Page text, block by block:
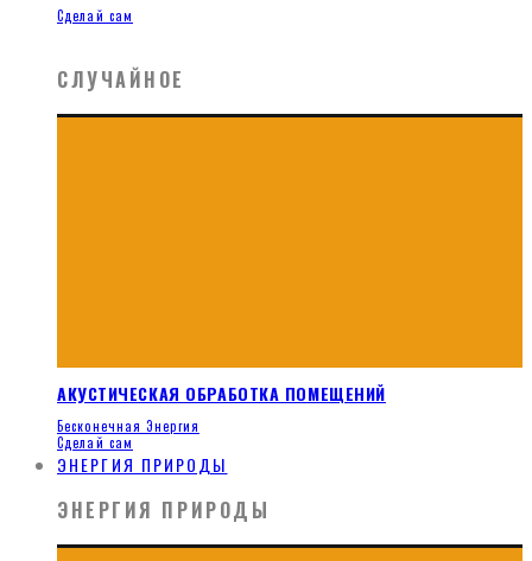
Сделай сам
СЛУЧАЙНОЕ
АКУСТИЧЕСКАЯ ОБРАБОТКА ПОМЕЩЕНИЙ
Бесконечная Энергия
Сделай сам
ЭНЕРГИЯ ПРИРОДЫ
ЭНЕРГИЯ ПРИРОДЫ